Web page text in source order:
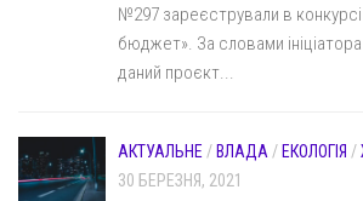
№297 зареєстрували в
бюджет». За словами
даний проєкт...
АКТУАЛЬНЕ /ВЛАДА /ЕКОЛОГІЯ /
30 БЕРЕЗНЯ, 2021